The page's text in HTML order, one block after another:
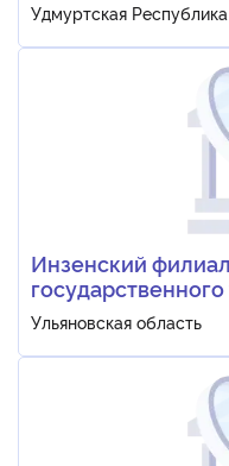
Удмуртская Республика
Инзенский
Ульяновская область